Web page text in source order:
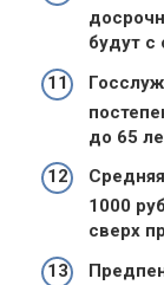
будут с
до 65
1000
сверх